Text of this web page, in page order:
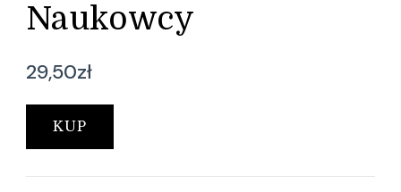
Naukowcy
29,50zł
KUP